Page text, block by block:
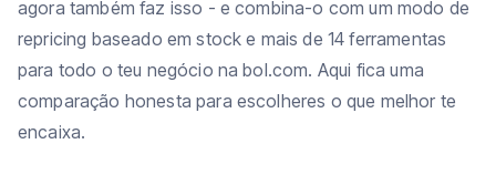
agora também faz isso - e combina-o com um modo de
repricing baseado em stock e mais de 14 ferramentas
para todo o teu negócio na bol.com. Aqui fica uma
comparação honesta para escolheres o que melhor te
encaixa.